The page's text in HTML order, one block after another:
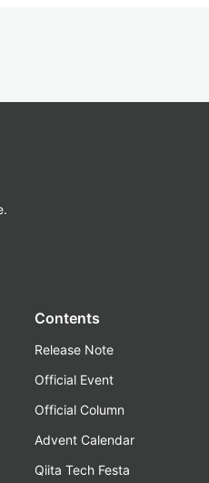
Contents
Release Note
Official Event
Official Column
Advent Calendar
Qiita Tech Festa